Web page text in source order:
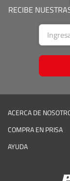
RECIBE
ACERCA DE
COMPRA EN PRISA
AYUDA